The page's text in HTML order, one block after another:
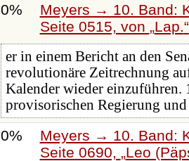
0%
Meyers → 10. Band:
Seite 0515, von Lap.
er in einem Bericht an den
revolutionäre Zeitrechnung
Kalender wieder einzuführen.
provisorischen Regierung
0%
Meyers → 10. Band:
Seite 0690,
Leo